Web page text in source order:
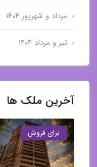
مرداد و شهریور ۱۴۰۴
تیر و مرداد ۱۴۰۴
آخرین ملک ها
برای فروش